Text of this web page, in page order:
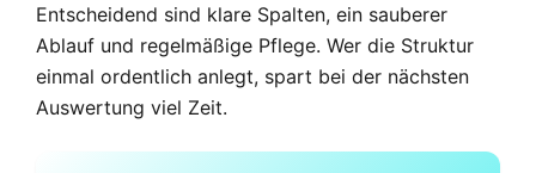
Entscheidend sind klare Spalten, ein sauberer
Ablauf und regelmäßige Pflege. Wer die Struktur
einmal ordentlich anlegt, spart bei der nächsten
Auswertung viel Zeit.